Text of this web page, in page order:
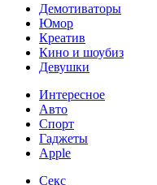
Демотиваторы
Юмор
Креатив
Кино и шоубиз
Девушки
Интересное
Авто
Спорт
Гаджеты
Apple
Секс